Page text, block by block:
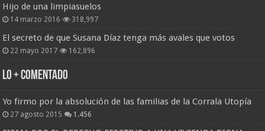
Hijo de una limpiasuelos
14 marzo 2016 318,997
El secreto de que Susana Díaz tenga más avales que votos
22 mayo 2017 162,896
Lo + Comentado
Yo firmo por la absolución de las familias de la Corrala Utopía
27 agosto 2015 1.456